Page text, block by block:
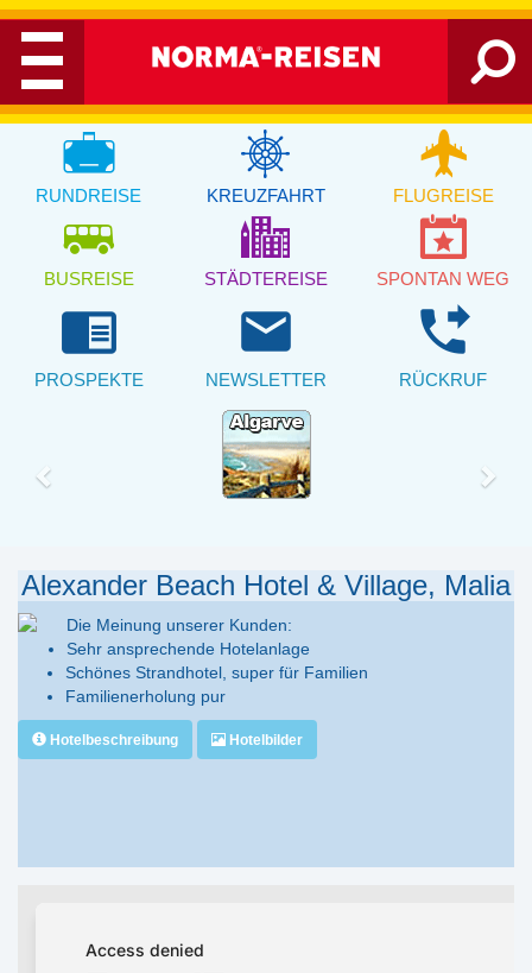
RUNDREISE KREUZFAHRT FLUGREISE
BUSREISE STÄDTEREISE SPONTAN WEG
chrome_reader_mode
PROSPEKTE
email
NEWSLETTER
phone_forwarded
RÜCKRUF
Alexander Beach Hotel & Village, Malia
Die Meinung unserer Kunden:
Sehr ansprechende Hotelanlage
Schönes Strandhotel, super für Familien
Familienerholung pur
Hotelbeschreibung Hotelbilder